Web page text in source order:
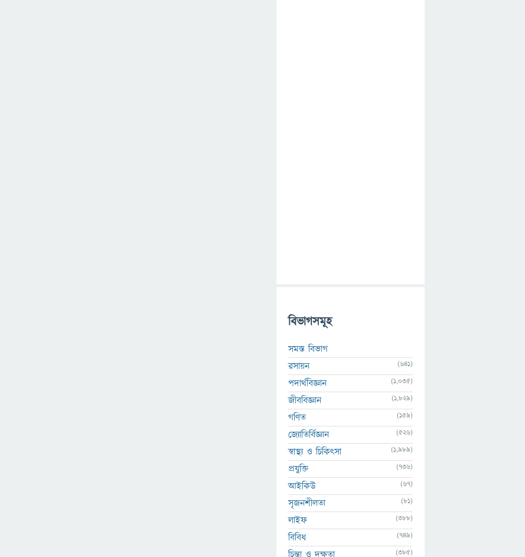
বিভাগসমূহ
সমস্ত বিভাগ
রসায়ন
(641)
পদার্থবিজ্ঞান (1,035)
জীববিজ্ঞান (1,829)
গণিত (159)
জ্যোতির্বিজ্ঞান (526)
স্বাস্থ্য ও চিকিৎসা (1,989)
প্রযুক্তি (736)
আইকিউ (67)
সৃজনশীলতা (81)
লাইফ (388)
বিবিধ (749)
চিন্তা ও দক্ষতা (385)